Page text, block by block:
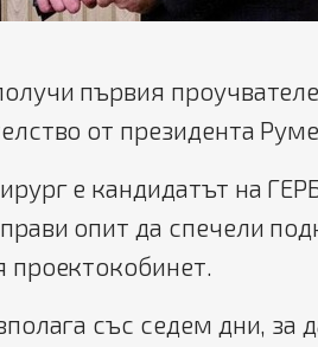
първия
от президента
е кандидатът на
опит да спечели
проектокобинет.
със седем дни, за